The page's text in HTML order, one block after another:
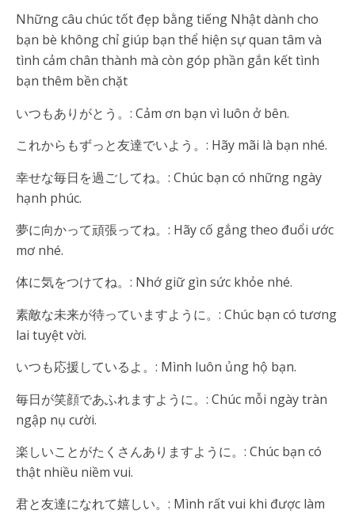
Những câu chúc tốt đẹp bằng tiếng Nhật dành cho
bạn bè không chỉ giúp bạn thể hiện sự quan tâm và
tình cảm chân thành mà còn góp phần gắn kết tình
bạn thêm bền chặt
いつもありがとう。: Cảm ơn bạn vì luôn ở bên.
これからもずっと友達でいよう。: Hãy mãi là bạn nhé.
幸せな毎日を過ごしてね。: Chúc bạn có những ngày
hạnh phúc.
夢に向かって頑張ってね。: Hãy cố gắng theo đuổi ước
mơ nhé.
体に気をつけてね。: Nhớ giữ gìn sức khỏe nhé.
素敵な未来が待っていますように。: Chúc bạn có tương
lai tuyệt vời.
いつも応援しているよ。: Mình luôn ủng hộ bạn.
毎日が笑顔であふれますように。: Chúc mỗi ngày tràn
ngập nụ cười.
楽しいことがたくさんありますように。: Chúc bạn có
thật nhiều niềm vui.
君と友達になれて嬉しい。: Mình rất vui khi được làm